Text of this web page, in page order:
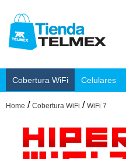
Cobertura WiFi Celulares
Home / Cobertura WiFi / WiFi 7